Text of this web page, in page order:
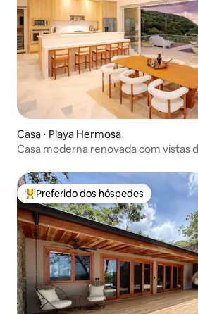
Casa ⋅ Playa Hermosa
Casa moderna renovada com vistas
Entre os melhores preferidos dos
Preferido dos hóspedes